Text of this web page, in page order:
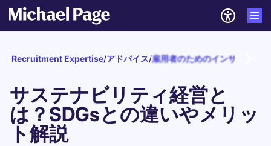
Recruitment Expertise/アドバイス/雇用者のためのインサイト
サステナビリティ経営と
は？SDGsとの違いやメリッ
ト解説